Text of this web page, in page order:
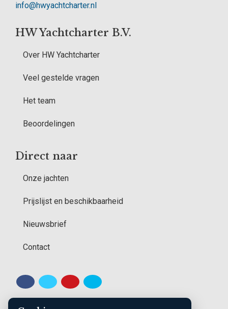
info@hwyachtcharter.nl
HW Yachtcharter B.V.
Over HW Yachtcharter
Veel gestelde vragen
Het team
Beoordelingen
Direct naar
Onze jachten
Prijslijst en beschikbaarheid
Nieuwsbrief
Contact